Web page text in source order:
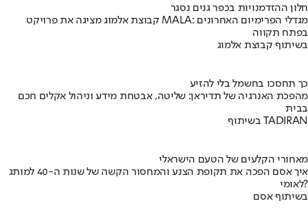
חלון ההזדמנויות בכפר גנים נסגר
קבוצת אלמוג מציגה את פרויקט MALA: מגדלי הפרימיום האחרונים
בפתח תקווה
בשיתוף קבוצת אלמוג
כך תחסכו בחשמל בלי להזיע
מהפכת האנרגיה של תדיראן: שליטה, אבטחת מידע וניהול אקלים חכם
בבית
בשיתוף TADIRAN
מאחורי הקלעים של הטעם הישראלי
איך אסם הפכה את תקופת הצנע והמחסור הקשה של שנות ה-40 למותג
לאומי?
בשיתוף אסם